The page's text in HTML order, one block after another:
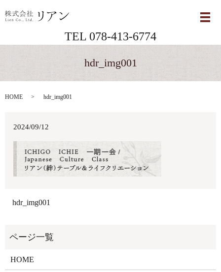
メ
TEL 078-413-6774
hdr_img001
HOME hdr_img001
2024/09/12
hdr_img001
HOME